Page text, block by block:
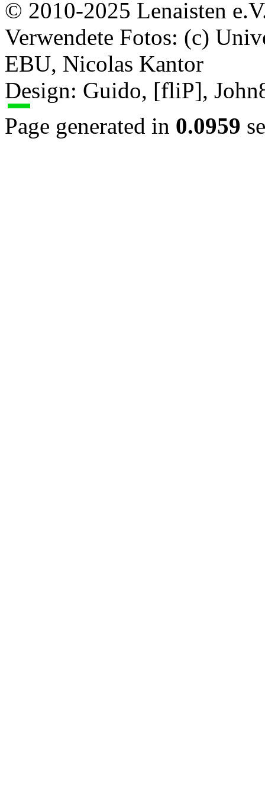
© 2010-2025 Lenaisten
Verwendete Fotos: (c)
EBU, Nicolas Kantor
Design: Guido, [fliP],
Page generated in 0.0959